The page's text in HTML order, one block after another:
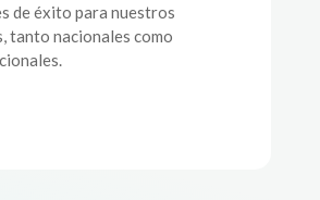
de éxito para nuestros
tanto nacionales como